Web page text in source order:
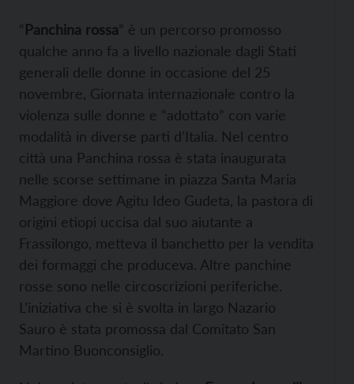
“Panchina rossa” è un percorso promosso
qualche anno fa a livello nazionale dagli Stati
generali delle donne in occasione del 25
novembre, Giornata internazionale contro la
violenza sulle donne e “adottato” con varie
modalità in diverse parti d’Italia. Nel centro
città una Panchina rossa è stata inaugurata
nelle scorse settimane in piazza Santa Maria
Maggiore dove Agitu Ideo Gudeta, la pastora di
origini etiopi uccisa dal suo aiutante a
Frassilongo, metteva il banchetto per la vendita
dei formaggi che produceva. Altre panchine
rosse sono nelle circoscrizioni periferiche.
L’iniziativa che si è svolta in largo Nazario
Sauro è stata promossa dal Comitato San
Martino Buonconsiglio.